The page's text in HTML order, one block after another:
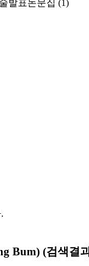
발표논문집 (1)
Bum) (검색결